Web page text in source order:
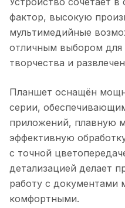
фактор, высокую
мультимедийные
отличным выбором для
творчества и
Планшет оснащён
серии,
приложений, плавную
эффективную
с точной
детализацией делает
работу с документами
комфортными.